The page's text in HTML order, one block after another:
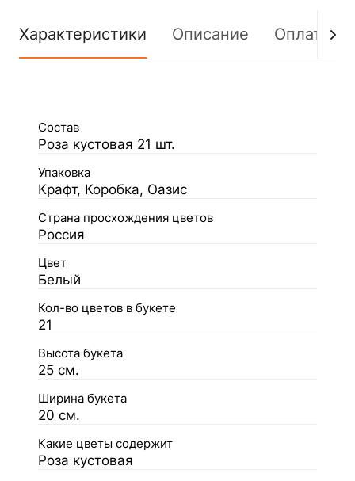
Характеристики Описание Оплата
Состав
Роза кустовая 21 шт.
Упаковка
Крафт, Коробка, Оазис
Страна просхождения цветов
Россия
Цвет
Белый
Кол-во цветов в букете
21
Высота букета
25 см.
Ширина букета
20 см.
Какие цветы содержит
Роза кустовая